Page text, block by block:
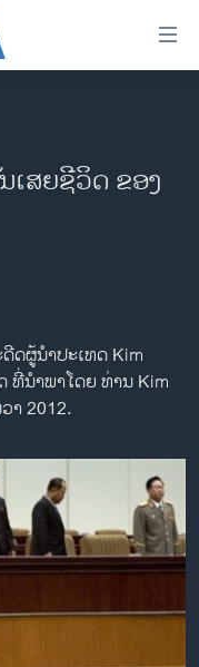
ສຍຊີວິດ ຂອງ
ດຜູ້ນໍາປະເທດ Kim
ທີ່ນໍາພາໂດຍ ທ່ານ Kim
າ 2012.